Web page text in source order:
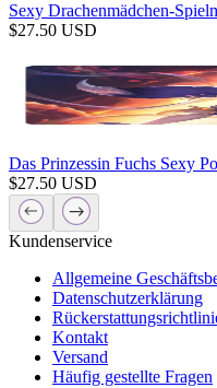
Sexy Drachenmädchen-
$27.50 USD
Das Prinzessin Fuchs Sexy
$27.50 USD
Kundenservice
Allgemeine
Datenschutzerklärung
Kontakt
Versand
Häufig gestellte Fragen